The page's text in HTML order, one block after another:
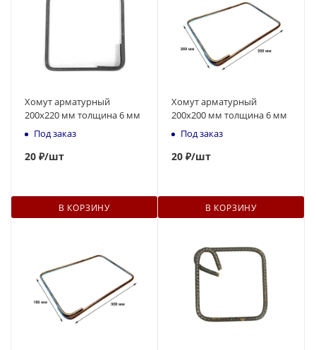
Хомут арматурный
200х220 мм толщина 6 мм
Под заказ
20 ₽/шт
В КОРЗИНУ
Хомут арматурный
200х200 мм толщина 6 мм
Под заказ
20 ₽/шт
В КОРЗИНУ